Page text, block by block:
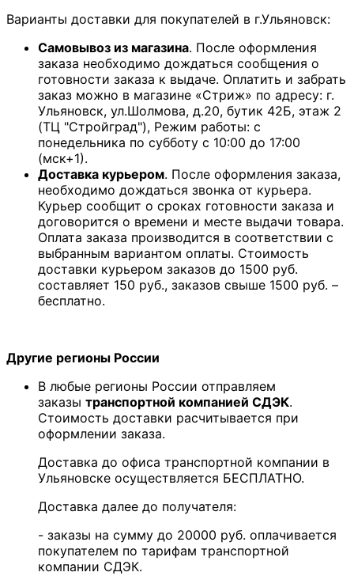
Варианты доставки для покупателей в г.Ульяновск:
Самовывоз из магазина. После оформления
заказа необходимо дождаться сообщения о
готовности заказа к выдаче. Оплатить и забрать
заказ можно в магазине «Стриж» по адресу: г.
Ульяновск, ул.Шолмова, д.20, бутик 42Б, этаж 2
(ТЦ "Стройград"), Режим работы: с
понедельника по субботу с 10:00 до 17:00
(мск+1).
Доставка курьером. После оформления заказа,
необходимо дождаться звонка от курьера.
Курьер сообщит о сроках готовности заказа и
договорится о времени и месте выдачи товара.
Оплата заказа производится в соответствии с
выбранным вариантом оплаты. Стоимость
доставки курьером заказов до 1500 руб.
составляет 150 руб., заказов свыше 1500 руб. –
бесплатно.
Другие регионы России
В любые регионы России отправляем
заказы транспортной компанией СДЭК.
Стоимость доставки расчитывается при
оформлении заказа.
Доставка до офиса транспортной компании в
Ульяновске осуществляется БЕСПЛАТНО.
Доставка далее до получателя:
- заказы на сумму до 20000 руб. оплачивается
покупателем по тарифам транспортной
компании СДЭК.